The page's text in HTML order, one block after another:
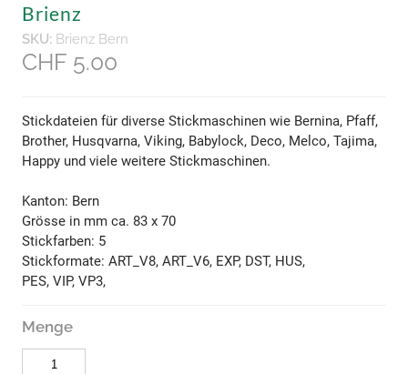
Brienz
SKU: Brienz Bern
CHF 5.00
Stickdateien für diverse Stickmaschinen wie Bernina, Pfaff,
Brother, Husqvarna, Viking, Babylock, Deco, Melco, Tajima,
Happy und viele weitere Stickmaschinen.
Kanton: Bern
Grösse in mm ca. 83 x 70
Stickfarben: 5
Stickformate: ART_V8, ART_V6, EXP, DST, HUS,
PES, VIP, VP3,
Menge